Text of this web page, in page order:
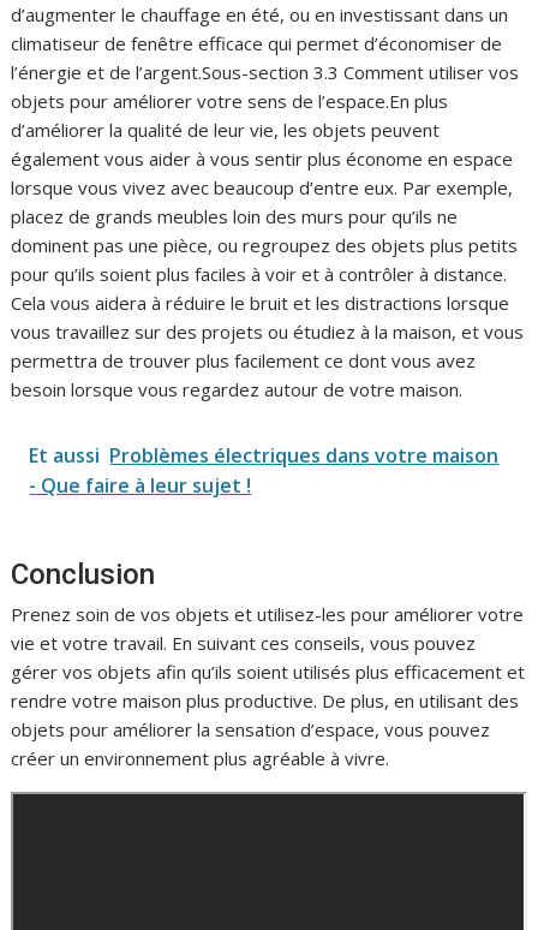
d’augmenter le chauffage en été, ou en investissant dans un
climatiseur de fenêtre efficace qui permet d’économiser de
l’énergie et de l’argent.Sous-section 3.3 Comment utiliser vos
objets pour améliorer votre sens de l’espace.En plus
d’améliorer la qualité de leur vie, les objets peuvent
également vous aider à vous sentir plus économe en espace
lorsque vous vivez avec beaucoup d’entre eux. Par exemple,
placez de grands meubles loin des murs pour qu’ils ne
dominent pas une pièce, ou regroupez des objets plus petits
pour qu’ils soient plus faciles à voir et à contrôler à distance.
Cela vous aidera à réduire le bruit et les distractions lorsque
vous travaillez sur des projets ou étudiez à la maison, et vous
permettra de trouver plus facilement ce dont vous avez
besoin lorsque vous regardez autour de votre maison.
Et aussi Problèmes électriques dans votre maison
- Que faire à leur sujet !
Conclusion
Prenez soin de vos objets et utilisez-les pour améliorer votre
vie et votre travail. En suivant ces conseils, vous pouvez
gérer vos objets afin qu’ils soient utilisés plus efficacement et
rendre votre maison plus productive. De plus, en utilisant des
objets pour améliorer la sensation d’espace, vous pouvez
créer un environnement plus agréable à vivre.